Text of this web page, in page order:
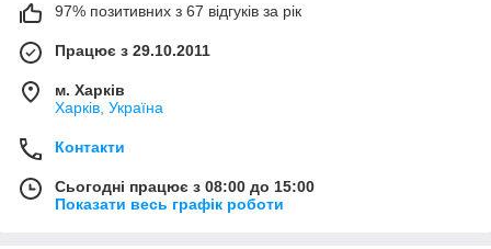
97% позитивних з 67 відгуків за рік
Працює з 29.10.2011
м. Харків
Харків, Україна
Контакти
Сьогодні працює з 08:00 до 15:00
Показати весь графік роботи